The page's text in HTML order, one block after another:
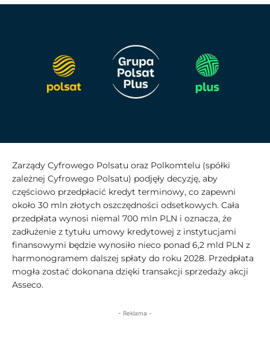
Zarządy Cyfrowego Polsatu oraz Polkomtelu (spółki
zależnej Cyfrowego Polsatu) podjęły decyzję, aby
częściowo przedpłacić kredyt terminowy, co zapewni
około 30 mln złotych oszczędności odsetkowych. Cała
przedpłata wynosi niemal 700 mln PLN i oznacza, że
zadłużenie z tytułu umowy kredytowej z instytucjami
finansowymi będzie wynosiło nieco ponad 6,2 mld PLN z
harmonogramem dalszej spłaty do roku 2028. Przedpłata
mogła zostać dokonana dzięki transakcji sprzedaży akcji
Asseco.
- Reklama -